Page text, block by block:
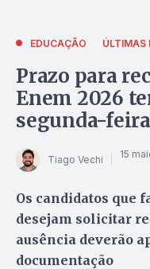
EDUCAÇÃO ÚLTIMAS
Prazo para
Enem 2026
segunda-
Tiago Vechi 15
Os candidatos que
desejam solicitar
ausência deverão
documentação